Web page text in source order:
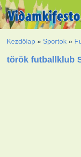
Kezdőlap » Sportok »
török ​​futballklub